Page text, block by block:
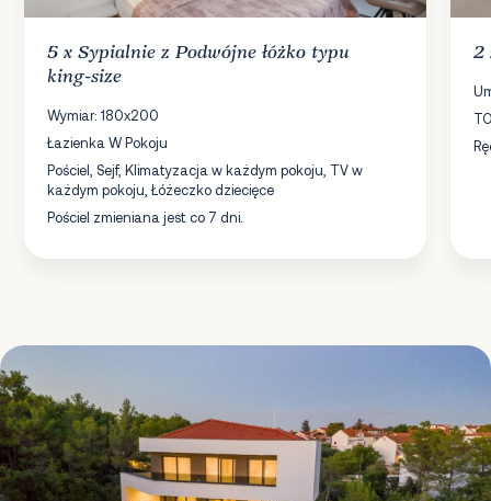
5 xSypialnie z Podwójne łóżko typu
king-size
Wymiar: 180x200
Łazienka W Pokoju
Pościel, Sejf, Klimatyzacja w każdym pokoju, TV w
każdym pokoju, Łóżeczko dziecięce
Pościel zmieniana jest co 7 dni.
2